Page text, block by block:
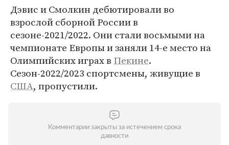
Дэвис и Смолкин дебютировали во
взрослой сборной России в
сезоне-2021/2022. Они стали восьмыми на
чемпионате Европы и заняли 14-е место на
Олимпийских играх в Пекине.
Сезон-2022/2023 спортсмены, живущие в
США, пропустили.
Комментарии закрыты за истечением срока
давности